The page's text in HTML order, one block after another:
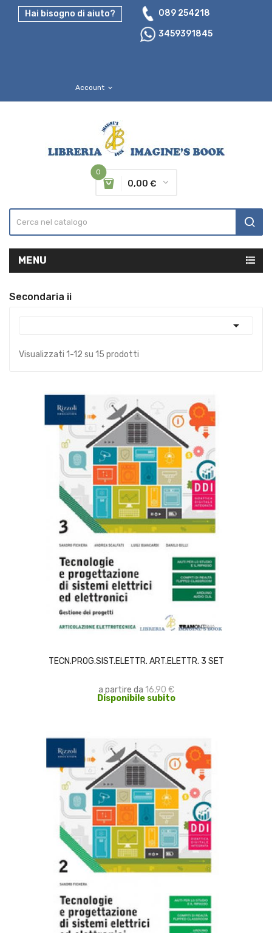
Hai bisogno di aiuto?
089 254218
3459391845
Account expand_more
0
0,00 €
MENU
Secondaria ii

Visualizzati 1-12 su 15 prodotti
TECN.PROG.SIST.ELETTR. ART.ELETTR. 3 SET
a partire da 16,90 €
Disponibile subito